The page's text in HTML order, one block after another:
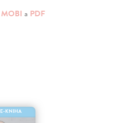
MOBI a PDF
E-KNIHA